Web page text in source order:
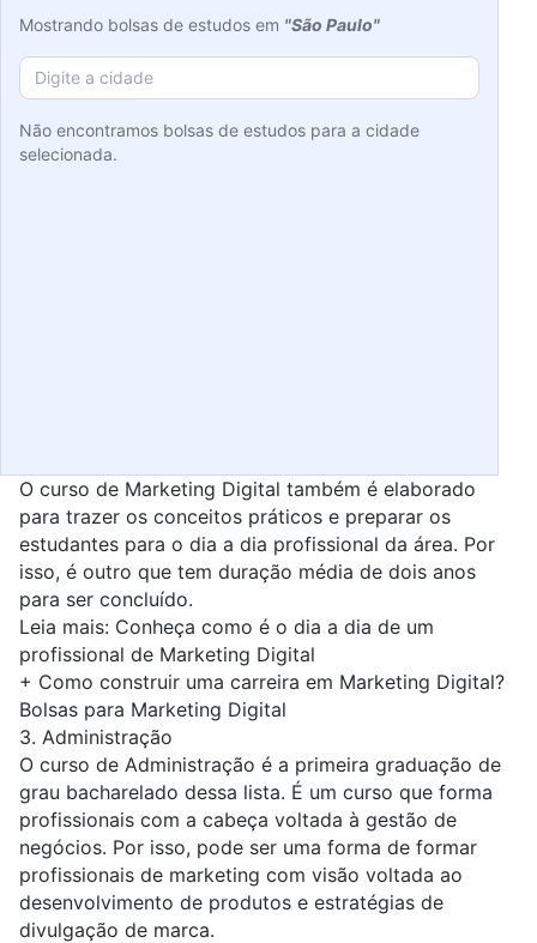
Mostrando bolsas de estudos em "São Paulo"
Não encontramos bolsas de estudos para a cidade
selecionada.
O curso de Marketing Digital também é elaborado
para trazer os conceitos práticos e preparar os
estudantes para o dia a dia profissional da área. Por
isso, é outro que tem duração média de dois anos
para ser concluído.
Leia mais: Conheça como é o dia a dia de um
profissional de Marketing Digital
+ Como construir uma carreira em Marketing Digital?
Bolsas para Marketing Digital
3. Administração
O curso de Administração é a primeira graduação de
grau bacharelado dessa lista. É um curso que forma
profissionais com a cabeça voltada à gestão de
negócios. Por isso, pode ser uma forma de formar
profissionais de marketing com visão voltada ao
desenvolvimento de produtos e estratégias de
divulgação de marca.